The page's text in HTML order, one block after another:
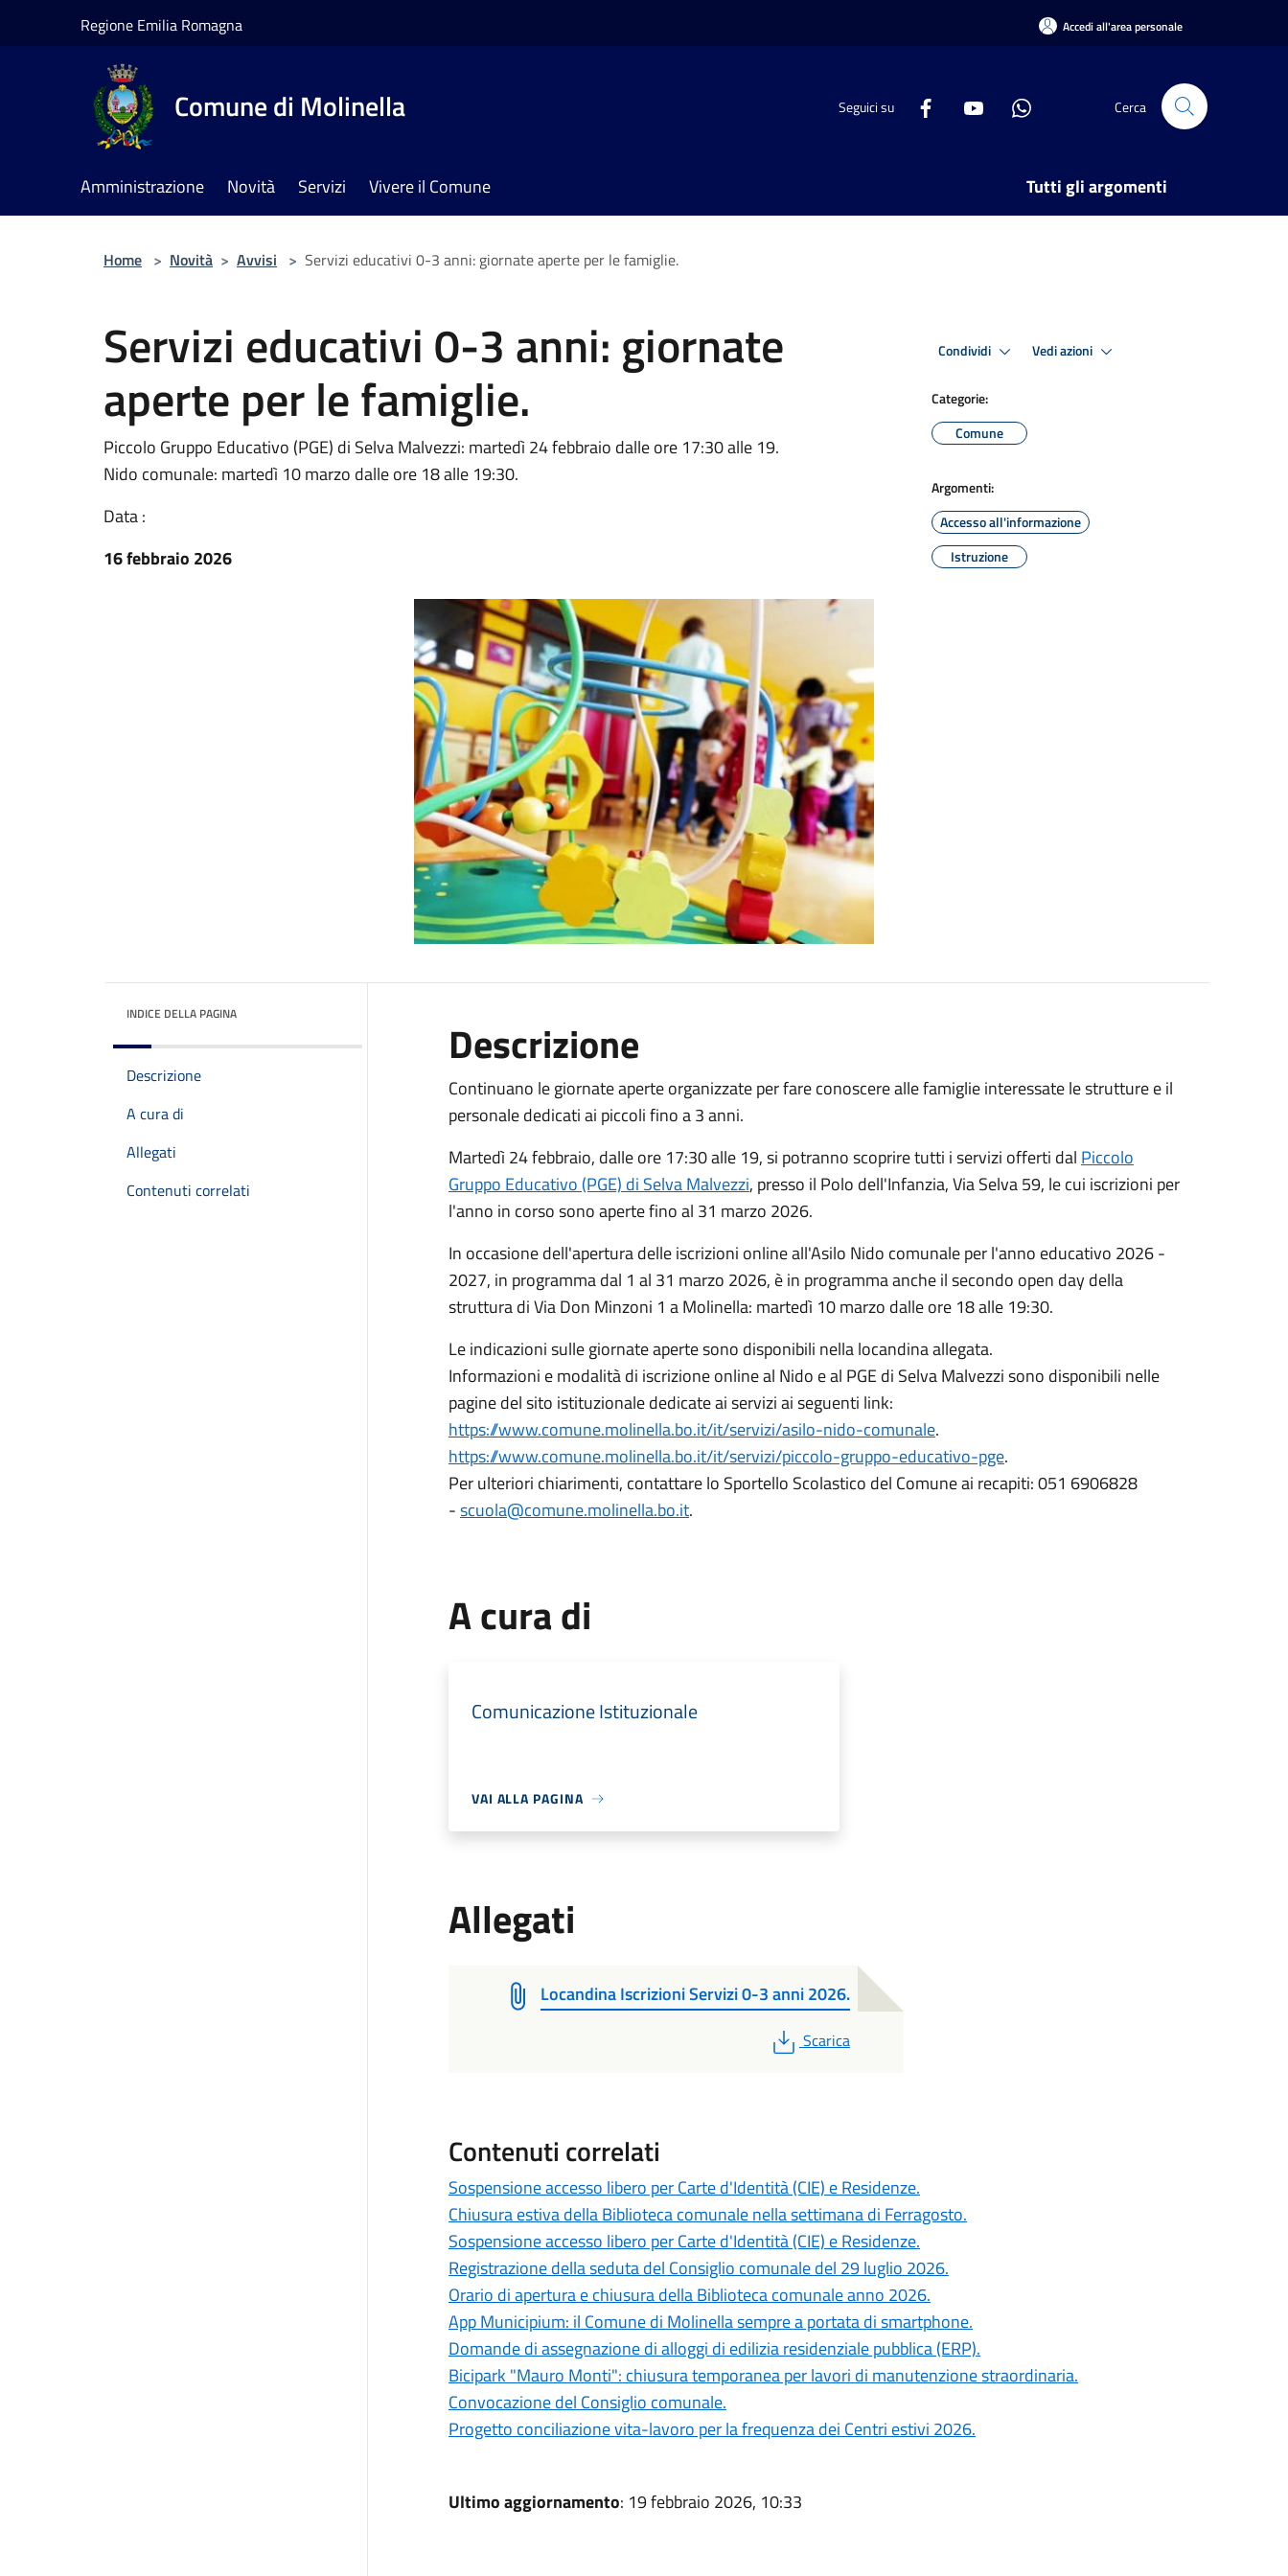
Regione Emilia Romagna Accedi all'area personale
Comune di Molinella Seguici su Cerca
Amministrazione Novità Servizi Vivere il Comune Tutti gli argomenti
Home > Novità > Avvisi > Servizi educativi 0-3 anni: giornate aperte per le famiglie.
Servizi educativi 0-3 anni: giornate
aperte per le famiglie.
Piccolo Gruppo Educativo (PGE) di Selva Malvezzi: martedì 24 febbraio dalle ore 17:30 alle 19.
Nido comunale: martedì 10 marzo dalle ore 18 alle 19:30.
Data :
16 febbraio 2026
Condividi Vedi azioni
Categorie:
Comune
Argomenti:
Accesso all'informazione
Istruzione
INDICE DELLA PAGINA
Descrizione
A cura di
Allegati
Contenuti correlati
Descrizione
Continuano le giornate aperte organizzate per fare conoscere alle famiglie interessate le strutture e il
personale dedicati ai piccoli fino a 3 anni.
Martedì 24 febbraio, dalle ore 17:30 alle 19, si potranno scoprire tutti i servizi offerti dal Piccolo
Gruppo Educativo (PGE) di Selva Malvezzi, presso il Polo dell'Infanzia, Via Selva 59, le cui iscrizioni per
l'anno in corso sono aperte fino al 31 marzo 2026.
In occasione dell'apertura delle iscrizioni online all'Asilo Nido comunale per l'anno educativo 2026 -
2027, in programma dal 1 al 31 marzo 2026, è in programma anche il secondo open day della
struttura di Via Don Minzoni 1 a Molinella: martedì 10 marzo dalle ore 18 alle 19:30.
Le indicazioni sulle giornate aperte sono disponibili nella locandina allegata.
Informazioni e modalità di iscrizione online al Nido e al PGE di Selva Malvezzi sono disponibili nelle
pagine del sito istituzionale dedicate ai servizi ai seguenti link:
https://www.comune.molinella.bo.it/it/servizi/asilo-nido-comunale.
https://www.comune.molinella.bo.it/it/servizi/piccolo-gruppo-educativo-pge.
Per ulteriori chiarimenti, contattare lo Sportello Scolastico del Comune ai recapiti: 051 6906828
-scuola@comune.molinella.bo.it.
A cura di
Comunicazione Istituzionale
VAI ALLA PAGINA
Allegati
Locandina Iscrizioni Servizi 0-3 anni 2026.
PDF
Scarica
Contenuti correlati
Sospensione accesso libero per Carte d'Identità (CIE) e Residenze.
Chiusura estiva della Biblioteca comunale nella settimana di Ferragosto.
Sospensione accesso libero per Carte d'Identità (CIE) e Residenze.
Registrazione della seduta del Consiglio comunale del 29 luglio 2026.
Orario di apertura e chiusura della Biblioteca comunale anno 2026.
App Municipium: il Comune di Molinella sempre a portata di smartphone.
Domande di assegnazione di alloggi di edilizia residenziale pubblica (ERP).
Bicipark "Mauro Monti": chiusura temporanea per lavori di manutenzione straordinaria.
Convocazione del Consiglio comunale.
Progetto conciliazione vita-lavoro per la frequenza dei Centri estivi 2026.
Ultimo aggiornamento: 19 febbraio 2026, 10:33